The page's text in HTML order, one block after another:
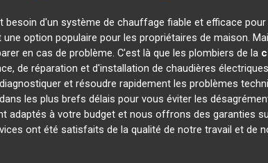
besoin d'un système de chauffage fiable et efficace
une option populaire pour les propriétaires de maison.
en cas de problème. C'est là que les plombiers de la
de réparation et d'installation de chaudières
et résoudre rapidement les problèmes
les plus brefs délais pour vous éviter les
adaptés à votre budget et nous offrons des garanties
ont été satisfaits de la qualité de notre travail et de